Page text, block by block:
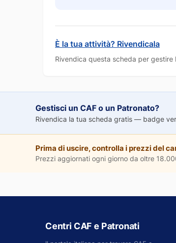
È la tua attività? Rivendicala
Rivendica questa scheda per gestire
Gestisci un CAF o un Patronato?
Rivendica la tua scheda gratis — badge
Prima di uscire, controlla i prezzi del
Prezzi aggiornati ogni giorno da oltre
Centri CAF e Patronati